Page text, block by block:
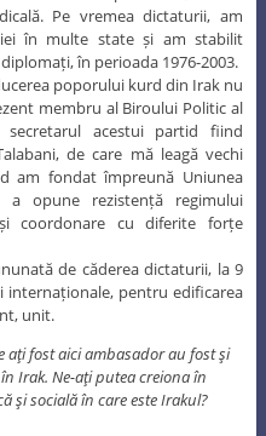
Pe vremea dictaturii, am
în multe state și am stabilit
în perioada 1976-2003.
poporului kurd din Irak nu
membru al Biroului Politic al
acestui partid fiind
de care mă leagă vechi
am fondat împreună Uniunea
opune rezistență regimului
coordonare cu diferite forțe
de căderea dictaturii, la 9
internaționale, pentru edificarea
unit.
aţi fost aici ambasador au fost şi
Irak. Ne-aţi putea creiona în
şi socială în care este Irakul?